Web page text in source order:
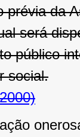
prévia da
será
público
social.